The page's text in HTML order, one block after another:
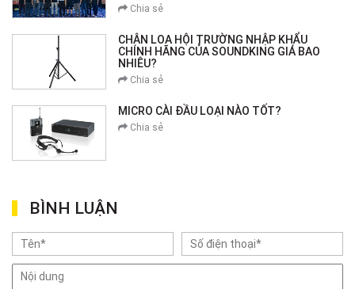
Chia sẻ
CHÂN LOA HỘI TRƯỜNG NHẬP KHẨU
CHÍNH HÃNG CỦA SOUNDKING GIÁ BAO
NHIÊU?
Chia sẻ
MICRO CÀI ĐẦU LOẠI NÀO TỐT?
Chia sẻ
BÌNH LUẬN